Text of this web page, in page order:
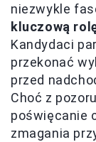
niezwykle
kluczową
Kandydaci
przekonać
przed
Choć z
poświęcanie
zmagania